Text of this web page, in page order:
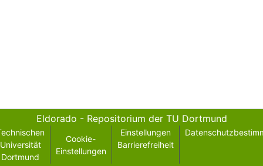
Eldorado - Repositorium der TU Dortmund
Universität
Dortmund
Cookie-
Einstellungen
Einstellungen
Barrierefreiheit